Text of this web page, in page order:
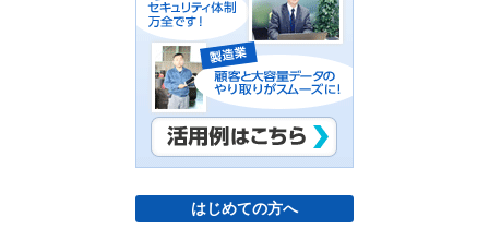
はじめての方へ